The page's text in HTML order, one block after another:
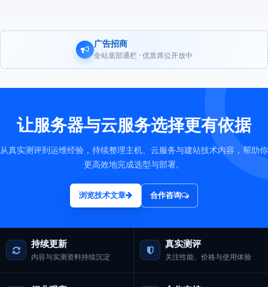
广告招商
全站底部通栏 · 优质席位开放中
让服务器与云服务选择更有依据
从真实测评到运维经验，持续整理主机、云服务与建站技术内容，帮助你
更高效地完成选型与部署。
浏览技术文章 合作咨询
持续更新
内容与实测资料持续沉淀
真实测评
关注性能、价格与使用体验